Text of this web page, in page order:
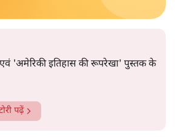
एवं 'अमेरिकी इतिहास की रूपरेखा' पुस्तक के
पढ़ें